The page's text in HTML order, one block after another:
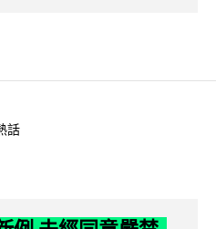
話